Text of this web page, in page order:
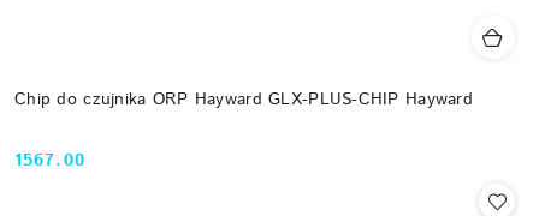
Chip do czujnika ORP Hayward GLX-PLUS-CHIP Hayward
Cena:
1567.00